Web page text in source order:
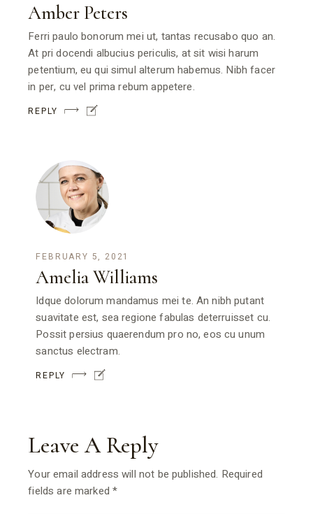
Amber Peters
Ferri paulo bonorum mei ut, tantas recusabo quo an.
At pri docendi albucius periculis, at sit wisi harum
petentium, eu qui simul alterum habemus. Nibh facer
in per, cu vel prima rebum appetere.
REPLY
FEBRUARY 5, 2021
Amelia Williams
Idque dolorum mandamus mei te. An nibh putant
suavitate est, sea regione fabulas deterruisset cu.
Possit persius quaerendum pro no, eos cu unum
sanctus electram.
REPLY
Leave A Reply
Your email address will not be published. Required
fields are marked*